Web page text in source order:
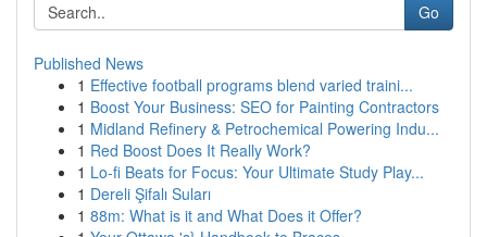
Go
Published News
1 Effective football programs blend varied traini...
1 Boost Your Business: SEO for Painting Contractors
1 Midland Refinery & Petrochemical Powering Indu...
1 Red Boost Does It Really Work?
1 Lo-fi Beats for Focus: Your Ultimate Study Play...
1 Dereli Şifalı Suları
1 88m: What is it and What Does it Offer?